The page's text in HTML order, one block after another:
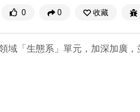
0 0 收藏
域「生態系」單元，加深加廣